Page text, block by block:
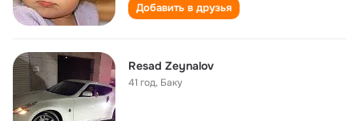
Добавить в друзья
Resad Zeynalov
41 год, Баку